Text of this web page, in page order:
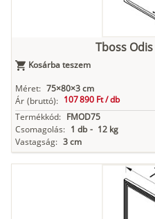
Tboss
Kosárba teszem
Méret: 75×80×3 cm
Ár (bruttó): 107 890 Ft /db
Termékkód: FMOD75
Csomagolás: 1 db - 12 kg
Vastagság: 3 cm